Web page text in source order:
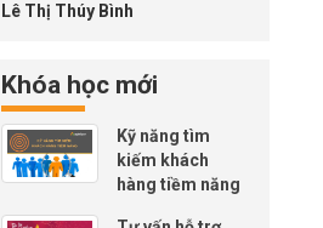
Lê Thị Thúy Bình
Khóa học mới
Kỹ năng tìm
kiếm khách
hàng tiềm năng